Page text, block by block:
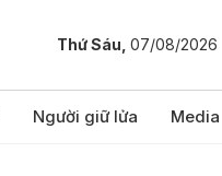
Thứ Sáu, 07/08/2026
Người giữ lửa Media